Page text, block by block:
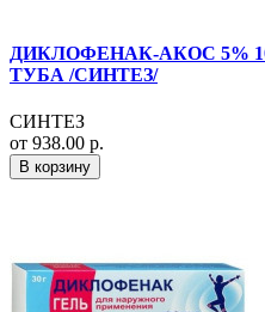
ДИКЛОФЕНАК-АКОС 5%
ТУБА /СИНТЕЗ/
СИНТЕЗ
от 938.00 р.
В корзину